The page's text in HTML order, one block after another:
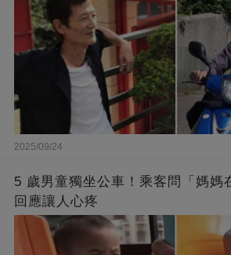
2025/09/24
5 歲男童獨坐公車！乘客問「媽媽
回應讓人心疼